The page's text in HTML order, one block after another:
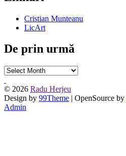
Cristian Munteanu
LicArt
De prin urmă
De
urmă
© 2026 Radu Herjeu
Design by 99Theme | OpenSource by
Admin